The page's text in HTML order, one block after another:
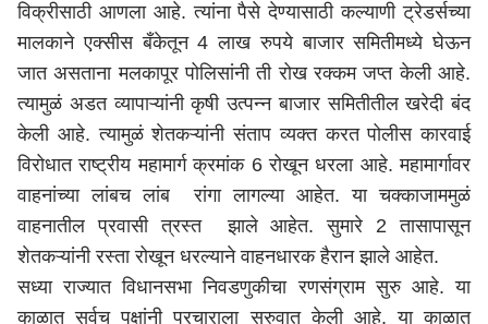
विक्रीसाठी आणला आहे. त्यांना पैसे देण्यासाठी कल्याणी ट्रेडर्सच्या
मालकाने एक्सीस बँकेतून 4 लाख रुपये बाजार समितीमध्ये घेऊन
जात असताना मलकापूर पोलिसांनी ती रोख रक्कम जप्त केली आहे.
त्यामुळं अडत व्यापाऱ्यांनी कृषी उत्पन्न बाजार समितीतील खरेदी बंद
केली आहे. त्यामुळं शेतकऱ्यांनी संताप व्यक्त करत पोलीस कारवाई
विरोधात राष्ट्रीय महामार्ग क्रमांक 6 रोखून धरला आहे. महामार्गावर
वाहनांच्या लांबच लांब रांगा लागल्या आहेत. या चक्काजाममुळं
वाहनातील प्रवासी त्रस्त झाले आहेत. सुमारे 2 तासापासून
शेतकऱ्यांनी रस्ता रोखून धरल्याने वाहनधारक हैरान झाले आहेत.
सध्या राज्यात विधानसभा निवडणुकीचा रणसंग्राम सुरु आहे. या
काळात सर्वच पक्षांनी प्रचाराला सुरुवात केली आहे. या काळात